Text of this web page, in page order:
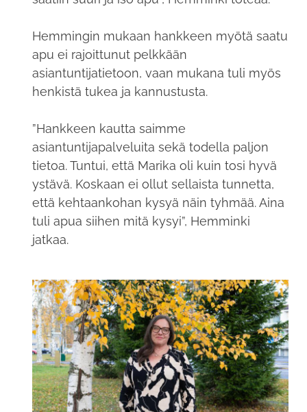
Hemmingin mukaan hankkeen myötä saatu
apu ei rajoittunut pelkkään
asiantuntijatietoon, vaan mukana tuli myös
henkistä tukea ja kannustusta.
”Hankkeen kautta saimme
asiantuntijapalveluita sekä todella paljon
tietoa. Tuntui, että Marika oli kuin tosi hyvä
ystävä. Koskaan ei ollut sellaista tunnetta,
että kehtaankohan kysyä näin tyhmää. Aina
tuli apua siihen mitä kysyi”, Hemminki
jatkaa.